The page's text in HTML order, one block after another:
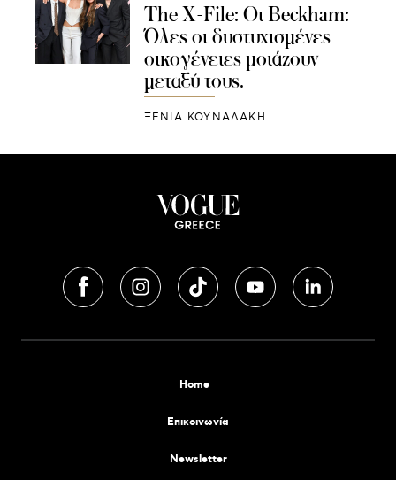
The X-File: Οι Beckham:
Όλες οι δυστυχισμένες
οικογένειες μοιάζουν
μεταξύ τους.
ΞΕΝΙΑ ΚΟΥΝΑΛΑΚΗ
Home
Επικοινωνία
Newsletter